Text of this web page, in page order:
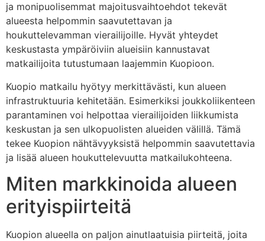
ja monipuolisemmat majoitusvaihtoehdot tekevät
alueesta helpommin saavutettavan ja
houkuttelevamman vierailijoille. Hyvät yhteydet
keskustasta ympäröiviin alueisiin kannustavat
matkailijoita tutustumaan laajemmin Kuopioon.
Kuopio matkailu hyötyy merkittävästi, kun alueen
infrastruktuuria kehitetään. Esimerkiksi joukkoliikenteen
parantaminen voi helpottaa vierailijoiden liikkumista
keskustan ja sen ulkopuolisten alueiden välillä. Tämä
tekee Kuopion nähtävyyksistä helpommin saavutettavia
ja lisää alueen houkuttelevuutta matkailukohteena.
Miten markkinoida alueen
erityispiirteitä
Kuopion alueella on paljon ainutlaatuisia piirteitä, joita